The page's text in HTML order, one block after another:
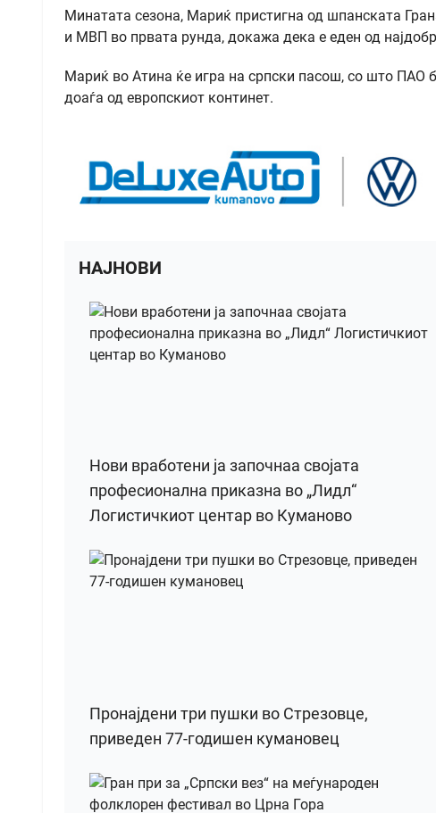
Минатата сезона, Мариќ пристигна од шпанската
и МВП во првата рунда, докажа дека е еден од
Мариќ во Атина ќе игра на српски пасош, со што ПАО
доаѓа од европскиот континет.
НАЈНОВИ
Нови вработени ја започнаа својата
професионална приказна во „Лидл“
Логистичкиот центар во Куманово
Пронајдени три пушки во Стрезовце,
приведен 77-годишен кумановец